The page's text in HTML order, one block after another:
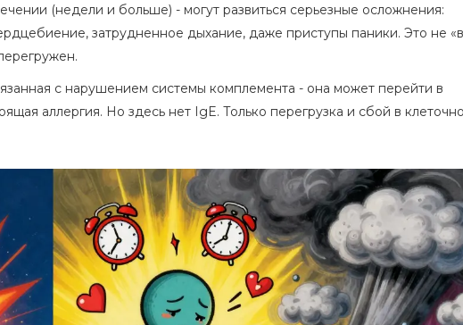
(недели и больше) - могут развиться серьезные осложнения:
затрудненное дыхание, даже приступы паники. Это не
с нарушением системы комплемента - она может перейти в
аллергия. Но здесь нет IgE. Только перегрузка и сбой в